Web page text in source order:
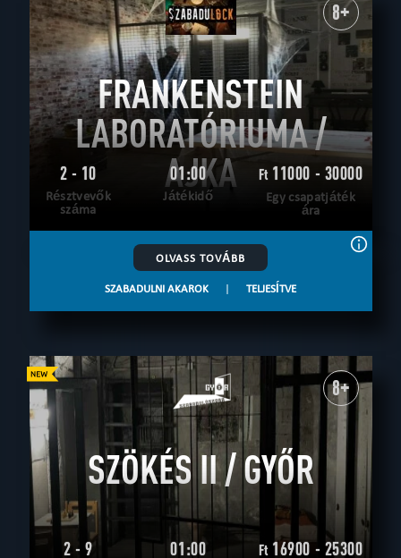
8+
FRANKENSTEIN
LABORATÓRIUMA /
AJKA
2 - 10
Résztvevők
száma
01:00
Játékidő
Ft11000 - 30000
Egy csapatjáték
ára
OLVASS TOVÁBB
SZABADULNI AKAROK | TELJESÍTVE
8+
SZÖKÉS II / GYŐR
2 - 9 01:00 Ft16900 - 25300